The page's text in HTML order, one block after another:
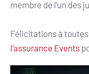
membre de l’un des
Félicitations à
l’assurance Events